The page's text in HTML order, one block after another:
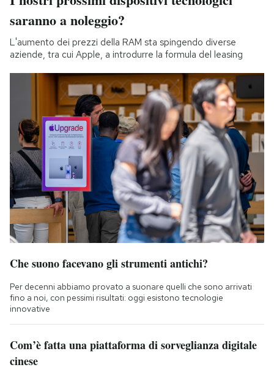
saranno a noleggio?
L'aumento dei prezzi della RAM sta spingendo diverse
aziende, tra cui Apple, a introdurre la formula del leasing
Che suono facevano gli strumenti antichi?
Per decenni abbiamo provato a suonare quelli che sono arrivati
fino a noi, con pessimi risultati: oggi esistono tecnologie
innovative
Com’è fatta una piattaforma di sorveglianza digitale
cinese